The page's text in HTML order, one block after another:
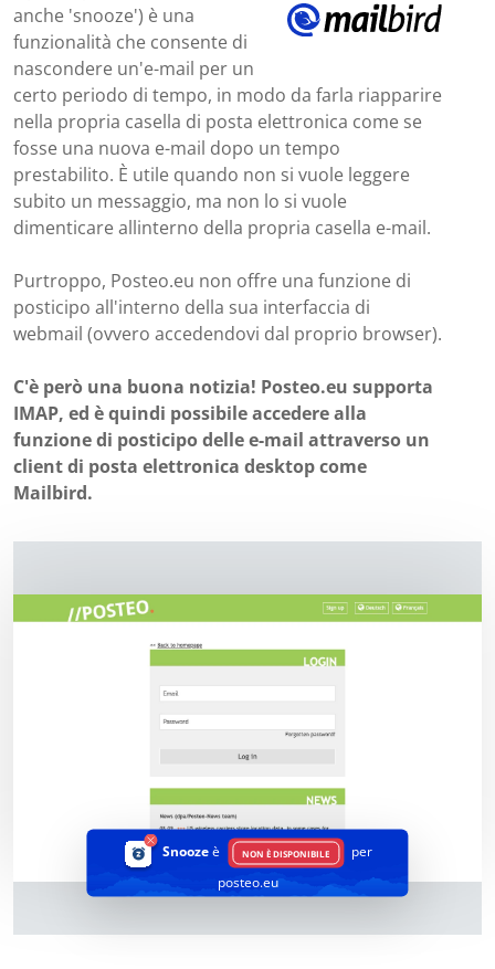
anche 'snooze') è una
funzionalità che consente di
nascondere un'e-mail per un
certo periodo di tempo, in modo da farla riapparire
nella propria casella di posta elettronica come se
fosse una nuova e-mail dopo un tempo
prestabilito. È utile quando non si vuole leggere
subito un messaggio, ma non lo si vuole
dimenticare allinterno della propria casella e-mail.
Purtroppo, Posteo.eu non offre una funzione di
posticipo all'interno della sua interfaccia di
webmail (ovvero accedendovi dal proprio browser).
C'è però una buona notizia! Posteo.eu supporta
IMAP, ed è quindi possibile accedere alla
funzione di posticipo delle e-mail attraverso un
client di posta elettronica desktop come
Mailbird.
Snoozeè NON È DISPONIBILE
per
posteo.eu